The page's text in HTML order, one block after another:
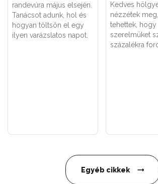
randevúra május elsején.
Tanácsot adunk, hol és
hogyan töltsön el egy
ilyen varázslatos napot.
Kedves
nézzétek
tehettek, hogy
szerelmüket
százalékra
Egyéb cikkek